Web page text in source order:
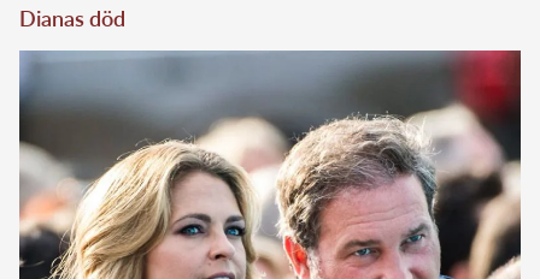
Dianas död